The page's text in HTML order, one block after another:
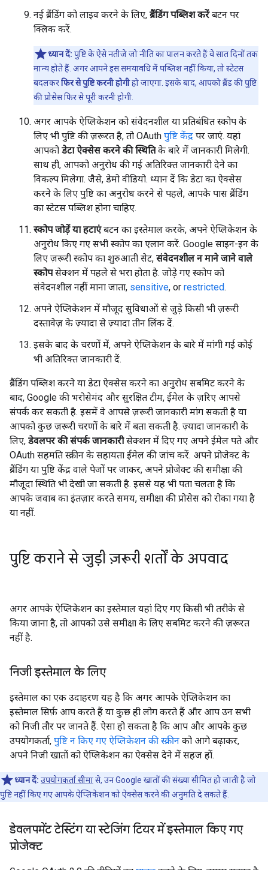
नई ब्रैंडिंग को लाइव करने के लिए, ब्रैंडिंग पब्लिश करेंबटन पर
क्लिक करें.
ध्यान दें: पुष्टि के ऐसे नतीजे जो नीति का पालन करते हैं वे सात दिनों तक
मान्य होते हैं. अगर आपने इस समयावधि में पब्लिश नहीं किया, तो स्टेटस
बदलकरफिर से पुष्टि करनी होगीहो जाएगा. इसके बाद, आपको ब्रैंड की पुष्टि
की प्रोसेस फिर से पूरी करनी होगी.
अगर आपके ऐप्लिकेशन को संवेदनशील या प्रतिबंधित स्कोप के
लिए भी पुष्टि की ज़रूरत है, तो OAuth पुष्टि केंद्र पर जाएं. यहां
आपको डेटा ऐक्सेस करने की स्थितिके बारे में जानकारी मिलेगी.
साथ ही, आपको अनुरोध की गई अतिरिक्त जानकारी देने का
विकल्प मिलेगा. जैसे, डेमो वीडियो. ध्यान दें कि डेटा का ऐक्सेस
करने के लिए पुष्टि का अनुरोध करने से पहले, आपके पास ब्रैंडिंग
का स्टेटस पब्लिश होना चाहिए.
स्कोप जोड़ें या हटाएंबटन का इस्तेमाल करके, अपने ऐप्लिकेशन के
अनुरोध किए गए सभी स्कोप का एलान करें. Google साइन-इन के
लिए ज़रूरी स्कोप का शुरुआती सेट, संवेदनशील न माने जाने वाले
स्कोपसेक्शन में पहले से भरा होता है. जोड़े गए स्कोप को
संवेदनशील नहीं माना जाता, sensitive, or restricted.
अपने ऐप्लिकेशन में मौजूद सुविधाओं से जुड़े किसी भी ज़रूरी
दस्तावेज़ के ज़्यादा से ज़्यादा तीन लिंक दें.
इसके बाद के चरणों में, अपने ऐप्लिकेशन के बारे में मांगी गई कोई
भी अतिरिक्त जानकारी दें.
ब्रैंडिंग पब्लिश करने या डेटा ऐक्सेस करने का अनुरोध सबमिट करने के
बाद, Google की भरोसेमंद और सुरक्षित टीम, ईमेल के ज़रिए आपसे
संपर्क कर सकती है. इसमें वे आपसे ज़रूरी जानकारी मांग सकती है या
आपको कुछ ज़रूरी चरणों के बारे में बता सकती है. ज़्यादा जानकारी के
लिए, डेवलपर की संपर्क जानकारीसेक्शन में दिए गए अपने ईमेल पते और
OAuth सहमति स्क्रीन के सहायता ईमेल की जांच करें. अपने प्रोजेक्ट के
ब्रैंडिंग या पुष्टि केंद्र वाले पेजों पर जाकर, अपने प्रोजेक्ट की समीक्षा की
मौजूदा स्थिति भी देखी जा सकती है. इससे यह भी पता चलता है कि
आपके जवाब का इंतज़ार करते समय, समीक्षा की प्रोसेस को रोका गया है
या नहीं.
पुष्टि कराने से जुड़ी ज़रूरी शर्तों के अपवाद
अगर आपके ऐप्लिकेशन का इस्तेमाल यहां दिए गए किसी भी तरीके से
किया जाना है, तो आपको उसे समीक्षा के लिए सबमिट करने की ज़रूरत
नहीं है.
निजी इस्तेमाल के लिए
इस्तेमाल का एक उदाहरण यह है कि अगर आपके ऐप्लिकेशन का
इस्तेमाल सिर्फ़ आप करते हैं या कुछ ही लोग करते हैं और आप उन सभी
को निजी तौर पर जानते हैं. ऐसा हो सकता है कि आप और आपके कुछ
उपयोगकर्ता, पुष्टि न किए गए ऐप्लिकेशन की स्क्रीन को आगे बढ़ाकर,
अपने निजी खातों को ऐप्लिकेशन का ऐक्सेस देने में सहज हों.
ध्यान दें: उपयोगकर्ता सीमासे, उन Google खातों की संख्या सीमित हो जाती है जो
पुष्टि नहीं किए गए आपके ऐप्लिकेशन को ऐक्सेस करने की अनुमति दे सकते हैं.
डेवलपमेंटटेस्टिंग या स्टेजिंग टियर में इस्तेमाल किए गए
प्रोजेक्ट